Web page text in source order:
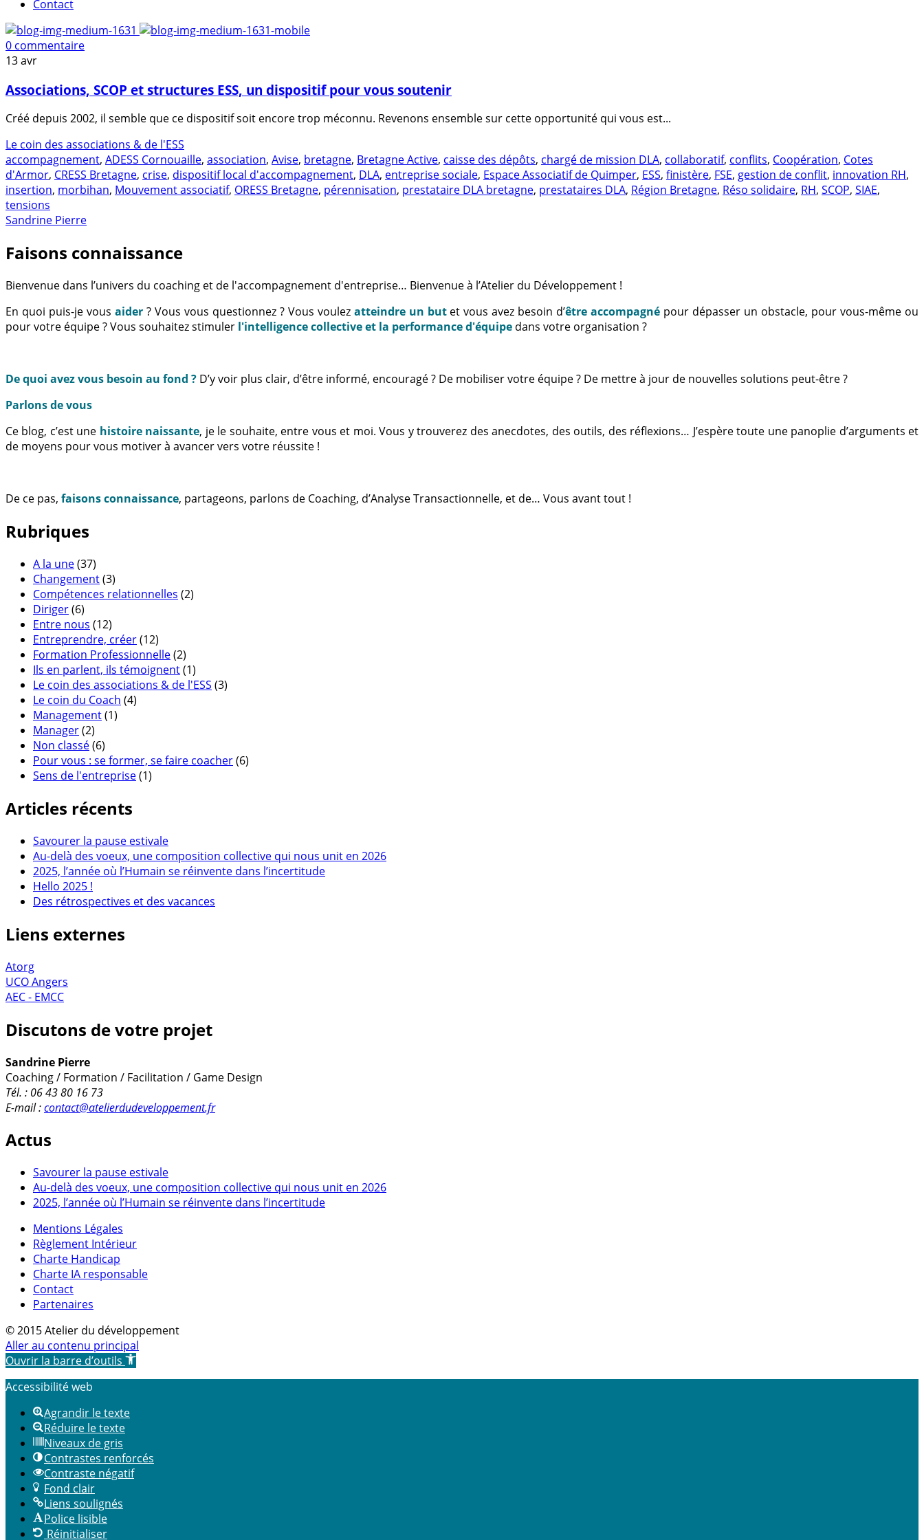
Contact
0 commentaire
13avr
Associations, SCOP et structures ESS, un dispositif pour vous soutenir
Créé depuis 2002, il semble que ce dispositif soit encore trop méconnu. Revenons ensemble sur cette opportunité qui vous est...
Le coin des associations & de l'ESS
accompagnement, ADESS Cornouaille, association, Avise, bretagne, Bretagne Active, caisse des dépôts, chargé de mission DLA, collaboratif, conflits, Coopération, Cotes
d'Armor, CRESS Bretagne, crise, dispositif local d'accompagnement, DLA, entreprise sociale, Espace Associatif de Quimper, ESS, finistère, FSE, gestion de conflit, innovation RH,
insertion, morbihan, Mouvement associatif, ORESS Bretagne, pérennisation, prestataire DLA bretagne, prestataires DLA, Région Bretagne, Réso solidaire, RH, SCOP, SIAE,
tensions
Sandrine Pierre
Faisons connaissance
Bienvenue dans l’univers du coaching et de l'accompagnement d'entreprise… Bienvenue à l’Atelier du Développement !
En quoi puis-je vous aider? Vous vous questionnez ? Vous voulez atteindre un butet vous avez besoin d’être accompagné pour dépasser un obstacle, pour vous-même ou
pour votre équipe ? Vous souhaitez stimuler l'intelligence collective et la performance d'équipe dans votre organisation ?
De quoi avez vous besoin au fond ? D’y voir plus clair, d’être informé, encouragé ? De mobiliser votre équipe ? De mettre à jour de nouvelles solutions peut-être ?
Parlons de vous
Ce blog, c’est une histoire naissante, je le souhaite, entre vous et moi. Vous y trouverez des anecdotes, des outils, des réflexions… J’espère toute une panoplie d’arguments et
de moyens pour vous motiver à avancer vers votre réussite !
De ce pas, faisons connaissance, partageons, parlons de Coaching, d’Analyse Transactionnelle, et de… Vous avant tout !
Rubriques
A la une(37)
Changement(3)
Compétences relationnelles (2)
Diriger(6)
Entre nous (12)
Entreprendre, créer(12)
Formation Professionnelle(2)
Ils en parlent, ils témoignent(1)
Le coin des associations & de l'ESS (3)
Le coin du Coach (4)
Management(1)
Manager(2)
Non classé(6)
Pour vous : se former, se faire coacher(6)
Sens de l'entreprise(1)
Articles récents
Savourer la pause estivale
Au-delà des voeux, une composition collective qui nous unit en 2026
2025, l’année où l’Humain se réinvente dans l’incertitude
Hello 2025 !
Des rétrospectives et des vacances
Liens externes
Atorg
UCO Angers
AEC - EMCC
Discutons de votre projet
Sandrine Pierre
Coaching / Formation / Facilitation / Game Design
Tél. : 06 43 80 16 73
E-mail :contact@atelierdudeveloppement.fr
Actus
Savourer la pause estivale
Au-delà des voeux, une composition collective qui nous unit en 2026
2025, l’année où l’Humain se réinvente dans l’incertitude
Mentions Légales
Règlement Intérieur
Charte Handicap
Charte IA responsable
Contact
Partenaires
© 2015 Atelier du développement
Aller au contenu principal
Ouvrir la barre d’outils
Accessibilité web
Agrandir le texte
Réduire le texte
Niveaux de gris
Contrastes renforcés
Contraste négatif
Fond clair
Liens soulignés
Police lisible
Réinitialiser